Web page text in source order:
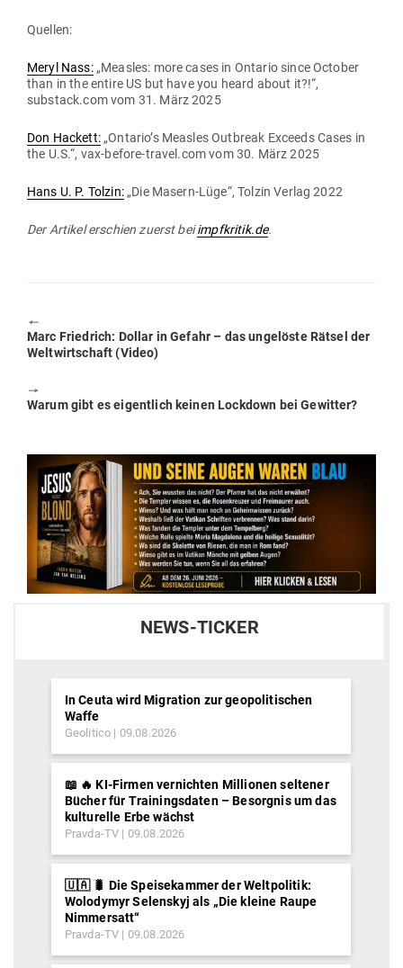
Quellen:
Meryl Nass:„Measles: more cases in Ontario since October
than in the entire US but have you heard about it?!“,
substack.com vom 31. März 2025
Don Hackett:„Ontario’s Measles Out­break Exceeds Cases in
the U.S.“, vax-before-travel.com vom 30. März 2025
Hans U. P. Tolzin:„Die Masern-Lüge“, Tolzin Verlag 2022
Der Artikel erschien zuerst beiimpfkritik.de.
🠔
Previous
post:
Marc Friedrich: Dollar in Gefahr – das unge­löste Rätsel der
Welt­wirt­schaft (Video)
🠖
Next
Warum gibt es eigentlich keinen Lockdown bei Gewitter?
NEWS-TICKER
In Ceuta wird Migration zur geopolitischen
Waffe
Geolitico 09.08.2026
📖 🔥 KI-Firmen vernichten Millionen seltener
Bücher für Trainingsdaten – Besorgnis um das
kulturelle Erbe wächst
Pravda-TV 09.08.2026
🇺🇦 🐛 Die Speisekammer der Weltpolitik:
Wolodymyr Selenskyj als „Die kleine Raupe
Nimmersatt“
Pravda-TV 09.08.2026